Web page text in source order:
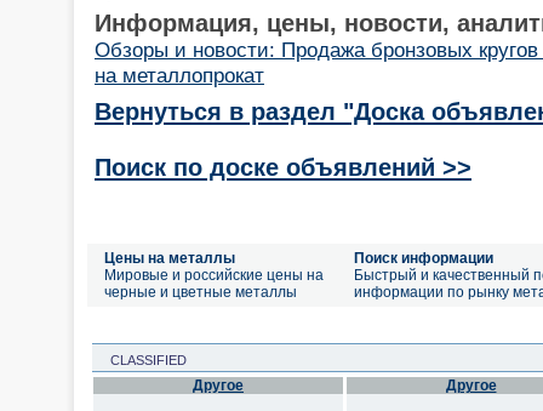
Информация, цены, новости,
Обзоры и новости: Продажа бронзовых
на металлопрокат
Вернуться в раздел "Доска
Поиск по доске объявлений >>
Цены на металлы
Мировые и российские цены на
черные и цветные металлы
Поиск информации
Быстрый и качественный
информации по рынку
CLASSIFIED
Другое Другое